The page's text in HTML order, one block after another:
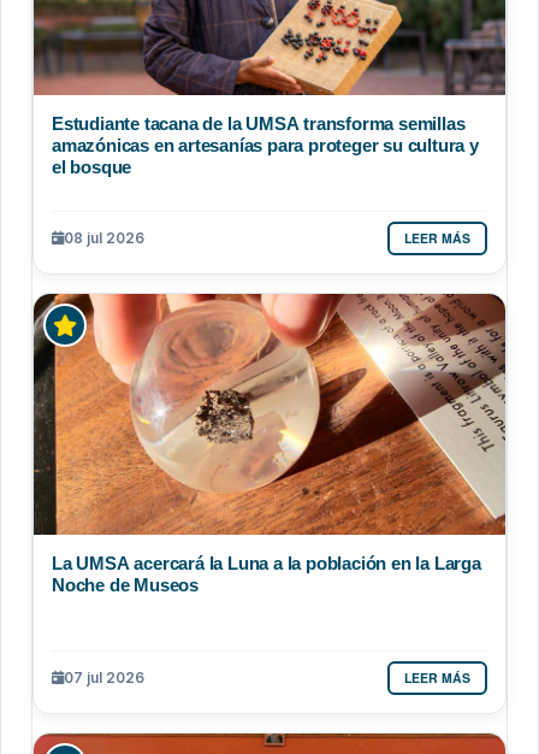
Estudiante tacana de la UMSA transforma semillas
amazónicas en artesanías para proteger su cultura y
el bosque
08 jul 2026 LEER MÁS
La UMSA acercará la Luna a la población en la Larga
Noche de Museos
07 jul 2026 LEER MÁS